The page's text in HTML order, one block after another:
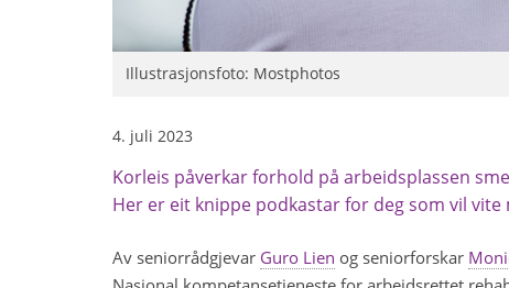
Illustrasjonsfoto: Mostphotos
4. juli 2023
Korleis påverkar forhold på arbeidsplassen
Her er eit knippe podkastar for deg som vil
Av seniorrådgjevar Guro Lien og seniorforskar